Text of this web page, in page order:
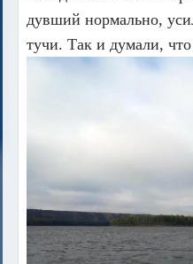
дувший нормально,
тучи. Так и думали, что